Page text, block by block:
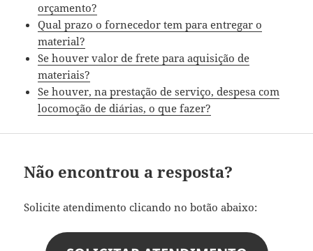
orçamento?
Qual prazo o fornecedor tem para entregar o
material?
Se houver valor de frete para aquisição de
materiais?
Se houver, na prestação de serviço, despesa com
locomoção de diárias, o que fazer?
Não encontrou a resposta?
Solicite atendimento clicando no botão abaixo: